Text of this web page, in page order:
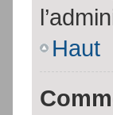
Haut